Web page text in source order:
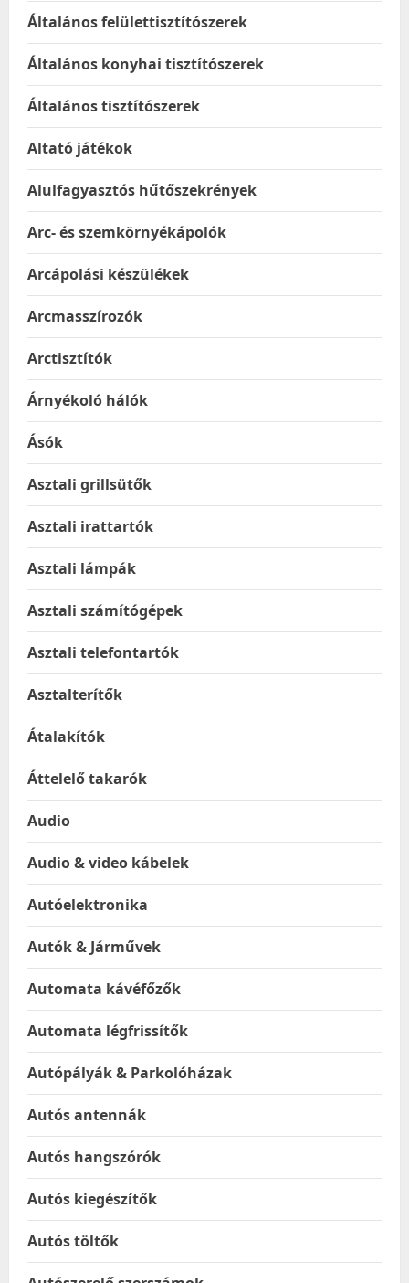
Általános felülettisztítószerek
Általános konyhai tisztítószerek
Általános tisztítószerek
Altató játékok
Alulfagyasztós hűtőszekrények
Arc- és szemkörnyékápolók
Arcápolási készülékek
Arcmasszírozók
Arctisztítók
Árnyékoló hálók
Ásók
Asztali grillsütők
Asztali irattartók
Asztali lámpák
Asztali számítógépek
Asztali telefontartók
Asztalterítők
Átalakítók
Áttelelő takarók
Audio
Audio & video kábelek
Autóelektronika
Autók & Járművek
Automata kávéfőzők
Automata légfrissítők
Autópályák & Parkolóházak
Autós antennák
Autós hangszórók
Autós kiegészítők
Autós töltők